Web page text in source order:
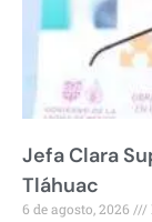
Jefa Clara
Tláhuac
6 de agosto, 2026